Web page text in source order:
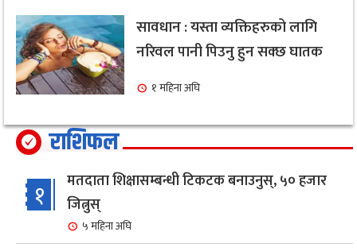
सावधान : यस्ता व्यक्तिहरुको लागि
नरिवल पानी पिउनु हुन सक्छ घातक
१ महिना अघि
राशिफल
१
मतदाता शिक्षासम्बन्धी टिकटक बनाउनुस्, ५० हजार
जित्नुस्
५ महिना अघि